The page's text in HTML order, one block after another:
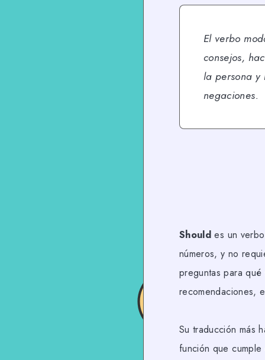
El verbo
consejos,
la persona y
negaciones.
Should es un
números, y no
preguntas para
recomendaciones,
Su traducción más
función que